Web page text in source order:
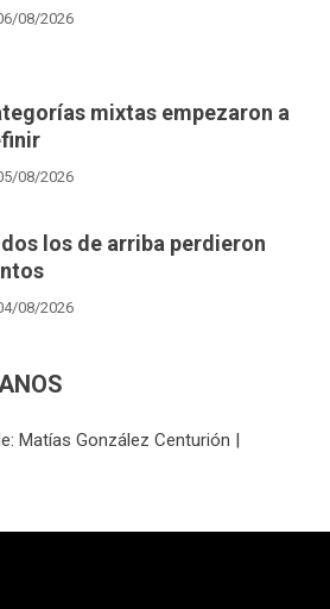
08/2026
mixtas empezaron a
08/2026
los de arriba perdieron
08/2026
Matías González Centurión |